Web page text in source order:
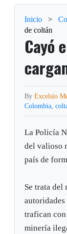
Inicio >
de coltán
Cayó
ByExcelsio
Colombia,
La Policía
del valioso
país de
Se trata del
trafican con
minería